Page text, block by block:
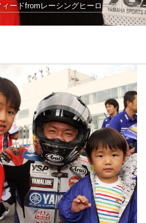
ードfromレーシングヒーローズ ニュ